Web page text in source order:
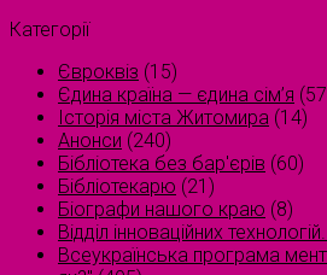
Категорії
Євроквіз (15)
Єдина країна — єдина сім’я
Історія міста Житомира (14)
Анонси (240)
Бібліотека без бар'єрів (60)
Бібліотекарю (21)
Біографи нашого краю (8)
Відділ інноваційних
Всеукраїнська програма